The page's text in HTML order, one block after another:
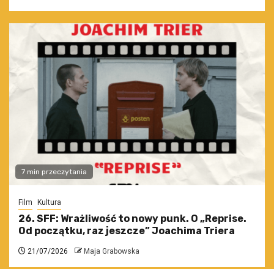
7 min przeczytania
Film Kultura
26. SFF: Wrażliwość to nowy punk. O „Reprise.
Od początku, raz jeszcze” Joachima Triera
21/07/2026 Maja Grabowska